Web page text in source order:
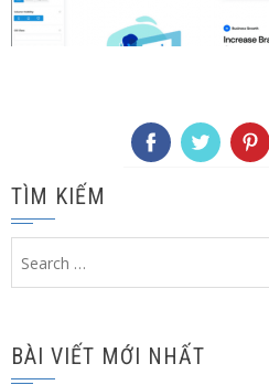
TÌM KIẾM
BÀI VIẾT MỚI NHẤT